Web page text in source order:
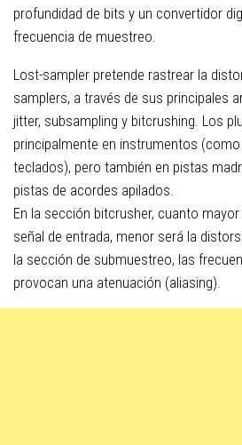
profundidad de bits y un convertidor
frecuencia de muestreo.
Lost-sampler pretende rastrear la
samplers, a través de sus principales
jitter, subsampling y bitcrushing. Los
principalmente en instrumentos
teclados), pero también en pistas
pistas de acordes apilados.
En la sección bitcrusher, cuanto
señal de entrada, menor será la
la sección de submuestreo, las
provocan una atenuación (aliasing).